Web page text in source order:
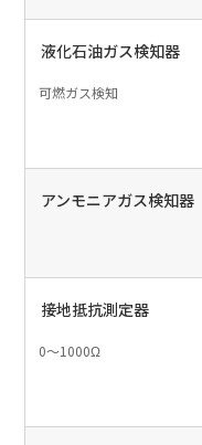
液化石油ガス検知器
可燃ガス検知
アンモニアガス検知器
接地抵抗測定器
0～1000Ω